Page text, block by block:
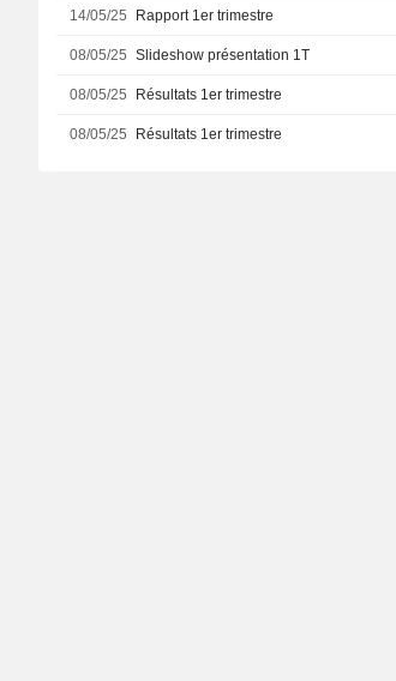
14/05/25 Rapport 1er trimestre
08/05/25 Slideshow présentation 1T
08/05/25 Résultats 1er trimestre
08/05/25 Résultats 1er trimestre